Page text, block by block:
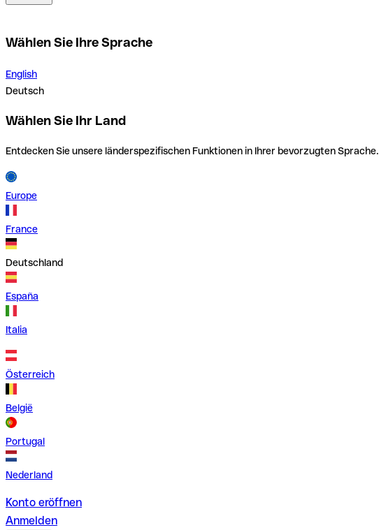
Wählen Sie Ihre Sprache
English
Deutsch
Wählen Sie Ihr Land
Entdecken Sie unsere länderspezifischen Funktionen in Ihrer bevorzugten Sprache.
Europe
France
Deutschland
España
Italia
Österreich
België
Portugal
Nederland
Konto eröffnen
Anmelden